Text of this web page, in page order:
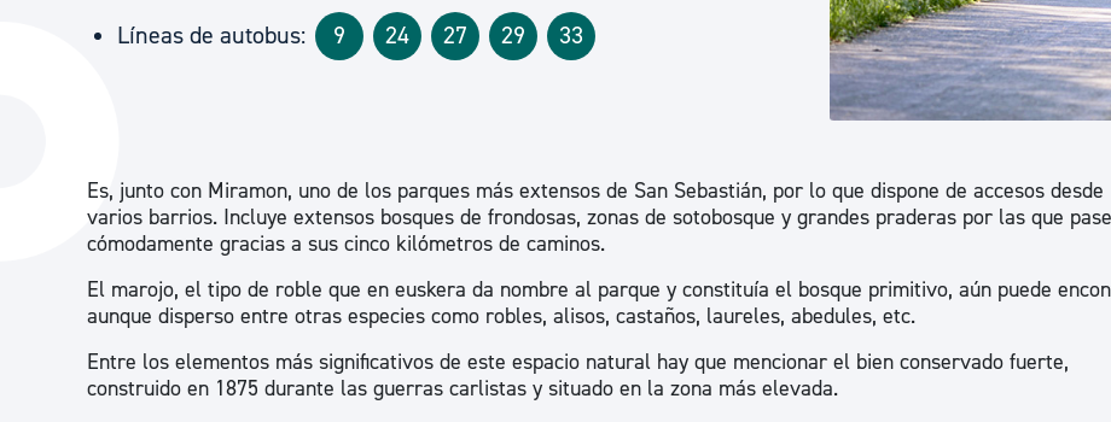
La ciudad ahora
Descubre la ciudad
La ciudad futura
Noticias
Avisos
Agenda cultural
Tablón de anuncios oficiales
Calendario fiscal
Portal de transparencia
Líneas de autobus:
9 24 27 29 33
Es, junto con Miramon, uno de los parques más extensos de San Sebastián, por lo que dispone de accesos desde
varios barrios. Incluye extensos bosques de frondosas, zonas de sotobosque y grandes praderas por las que
cómodamente gracias a sus cinco kilómetros de caminos.
El marojo, el tipo de roble que en euskera da nombre al parque y constituía el bosque primitivo, aún puede
aunque disperso entre otras especies como robles, alisos, castaños, laureles, abedules, etc.
Entre los elementos más significativos de este espacio natural hay que mencionar el bien conservado fuerte,
construido en 1875 durante las guerras carlistas y situado en la zona más elevada.